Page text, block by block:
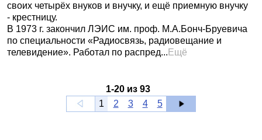
своих четырёх внуков и внучку, и ещё приемную внучку
- крестницу.
В 1973 г. закончил ЛЭИС им. проф. М.А.Бонч-Бруевича
по специальности «Радиосвязь, радиовещание и
телевидение». Работал по распред... Ещё
1-20из 93
1
2 3 4 5